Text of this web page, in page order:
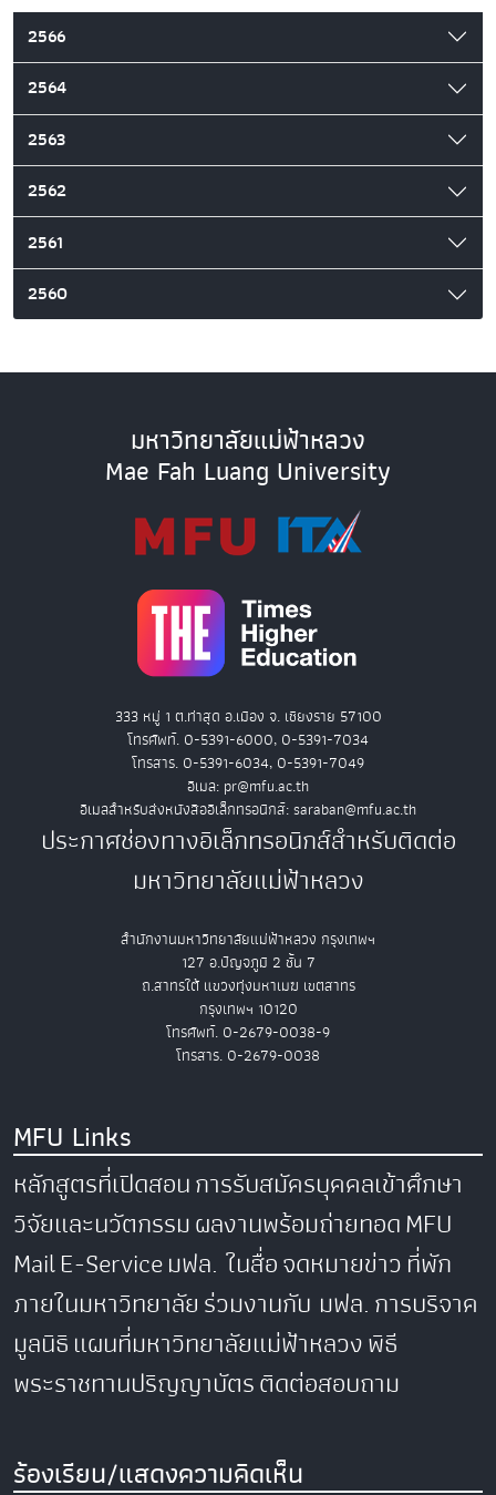
2566
2564
2563
2562
2561
2560
มหาวิทยาลัยแม่ฟ้าหลวง
Mae Fah Luang University
333 หมู่ 1 ต.ท่าสุด อ.เมือง จ. เชียงราย 57100
โทรศัพท์. 0-5391-6000, 0-5391-7034
โทรสาร. 0-5391-6034, 0-5391-7049
อีเมล: pr@mfu.ac.th
อีเมลสำหรับส่งหนังสืออิเล็กทรอนิกส์: saraban@mfu.ac.th
ประกาศช่องทางอิเล็กทรอนิกส์สำหรับติดต่อ
มหาวิทยาลัยแม่ฟ้าหลวง
สำนักงานมหาวิทยาลัยแม่ฟ้าหลวง กรุงเทพฯ
127 อ.ปัญจภูมิ 2 ชั้น 7
ถ.สาทรใต้ แขวงทุ่งมหาเมฆ เขตสาทร
กรุงเทพฯ 10120
โทรศัพท์. 0-2679-0038-9
โทรสาร. 0-2679-0038
MFU Links
หลักสูตรที่เปิดสอนการรับสมัครบุคคลเข้าศึกษา
วิจัยและนวัตกรรมผลงานพร้อมถ่ายทอดMFU
MailE-Serviceมฟล. ในสื่อจดหมายข่าวที่พัก
ภายในมหาวิทยาลัยร่วมงานกับ มฟล.การบริจาค
มูลนิธิแผนที่มหาวิทยาลัยแม่ฟ้าหลวงพิธี
พระราชทานปริญญาบัตรติดต่อสอบถาม
ร้องเรียน/แสดงความคิดเห็น